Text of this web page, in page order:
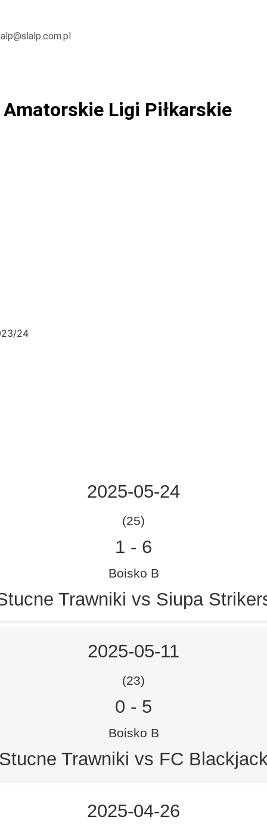
Ligi Piłkarskie
24
2025-05-24
(25)
1 - 6
Boisko B
Trawniki vs Siupa
2025-05-11
(23)
0 - 5
Boisko B
Trawniki vs FC
2025-04-26